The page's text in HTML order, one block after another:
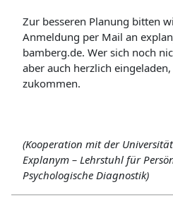
Zur besseren Planung bitten
Anmeldung per Mail an
bamberg.de. Wer sich noch
aber auch herzlich
zukommen.
(Kooperation mit der
Explanym – Lehrstuhl für
Psychologische Diagnostik)